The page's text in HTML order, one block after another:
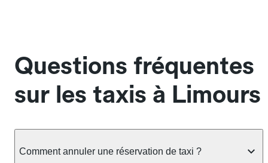
Questions fréquentes
sur les taxis à Limours
Comment annuler une réservation de taxi ?